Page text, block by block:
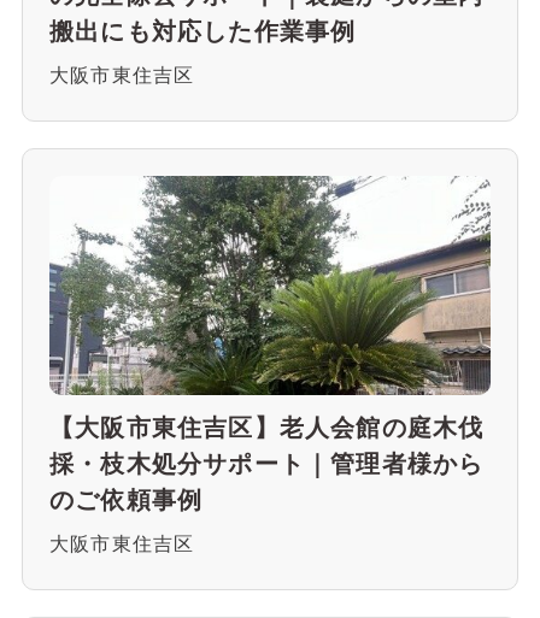
搬出にも対応した作業事例
大阪市東住吉区
【大阪市東住吉区】老人会館の庭木伐
採・枝木処分サポート｜管理者様から
のご依頼事例
大阪市東住吉区